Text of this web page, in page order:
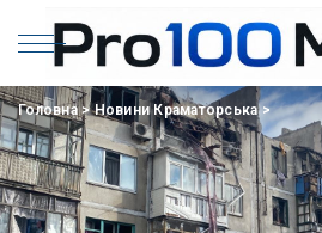
Головна>Новини Краматорська>